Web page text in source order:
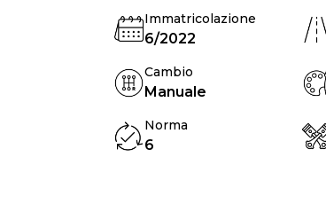
Immatricolazione
6/2022
Cambio
Manuale
Norma
6